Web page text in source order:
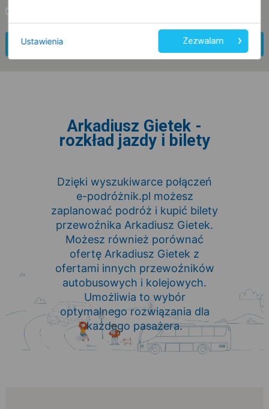
Arkadiusz Gietek -
rozkład jazdy i bilety
Dzięki wyszukiwarce połączeń
e-podróżnik.pl możesz
zaplanować podróż i kupić bilety
przewoźnika Arkadiusz Gietek.
Możesz również porównać
ofertę Arkadiusz Gietek z
ofertami innych przewoźników
autobusowych i kolejowych.
Umożliwia to wybór
optymalnego rozwiązania dla
każdego pasażera.
Ustawienia Zezwalam